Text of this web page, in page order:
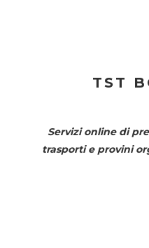
TST
Servizi online di
trasporti e provini